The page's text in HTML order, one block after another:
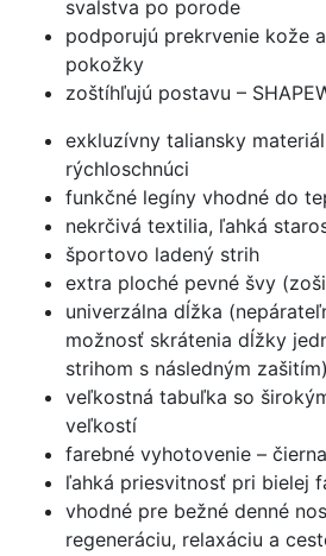
svalstva po porode
podporujú prekrvenie kože
pokožky
zoštíhľujú postavu –
exkluzívny taliansky materiál
rýchloschnúci
funkčné legíny vhodné do
nekrčivá textilia, ľahká
športovo ladený strih
extra ploché pevné švy
univerzálna dĺžka
možnosť skrátenia dĺžky
strihom s následným zašitím)
veľkostná tabuľka so
veľkostí
farebné vyhotovenie –
ľahká priesvitnosť pri bielej
vhodné pre bežné denné
regeneráciu, relaxáciu a